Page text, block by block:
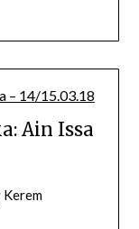
Ain Issa
Kerem